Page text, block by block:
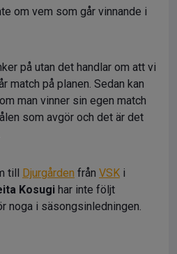
om vem som går vinnande i
på utan det handlar om att vi
match på planen. Sedan kan
man vinner sin egen match
som avgör och det är det
till Djurgården från VSK i
Kosugi har inte följt
noga i säsongsinledningen.